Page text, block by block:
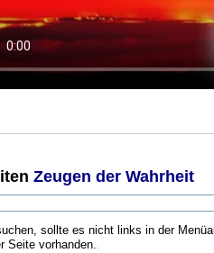
Zeugen der Wahrheit
sollte es nicht links in der
Seite vorhanden..